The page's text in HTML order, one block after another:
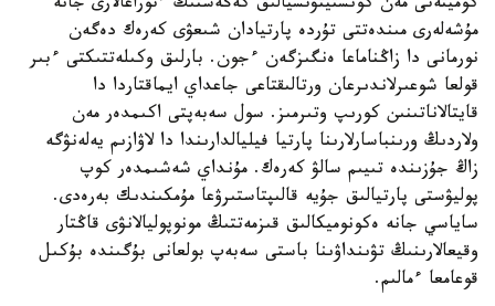
كوميتەتى مەن كونستيتۋتسيالىق كەڭەستىڭ ءتوراعالارى جانە
مۇشەلەرى مىندەتتى تۇردە پارتيادان شىعۋى كەرەك دەگەن
نورمانى دا زاڭناماعا ەنگىزگەن ءجون. بارلىق وكىلەتتىكتى ءبىر
قولعا شوعىرلاندىرعان ورتالىقتاعى جاعداي ايماقتاردا دا
قايتالاناتىنىن كورىپ وتىرمىز. سول سەبەپتى اكىمدەر مەن
ولاردىڭ ورىنباسارلارىنا پارتيا فيليالدارىندا دا لاۋازىم يەلەنۋگە
زاڭ جۇزىندە تىيىم سالۋ كەرەك. مۇنداي شەشىمدەر كوپ
پوليۋستى پارتيالىق جۇيە قالىپتاستىرۋعا مۇمكىندىك بەرەدى.
ساياسي جانە ەكونوميكالىق قىزمەتتىڭ مونوپوليالانۋى قاڭتار
وقيعالارىنىڭ تۋىنداۋىنا باستى سەبەپ بولعانى بۇگىندە بۇكىل
قوعامعا ءمالىم.